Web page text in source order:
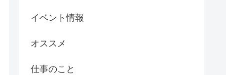
イベント情報
オススメ
仕事のこと